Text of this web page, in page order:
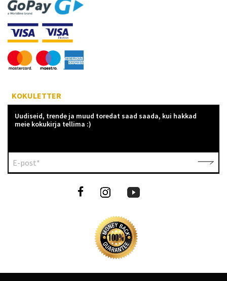
KOKULETTER
Uudiseid, trende ja muud toredat saad saada, kui hakkad
meie kokukirja tellima :)
E-post*